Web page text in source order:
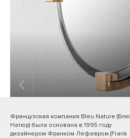
1 / 9
Французская компания Bleu Nature (Блю
Натюр) была основана в 1995 году
дизайнером Франком Лефевром (Frank